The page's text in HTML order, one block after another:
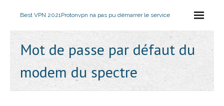
Best VPN 2021Protonvpn na pas pu démarrer le service
Mot de passe par défaut du
modem du spectre